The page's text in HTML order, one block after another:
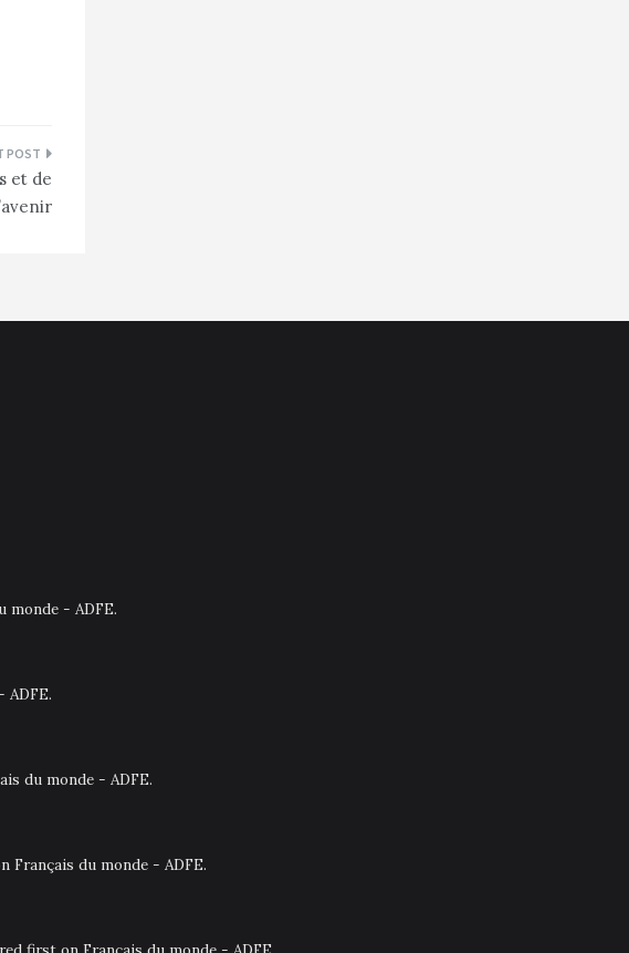
et de
monde - ADFE.
du monde - ADFE.
Français du monde - ADFE.